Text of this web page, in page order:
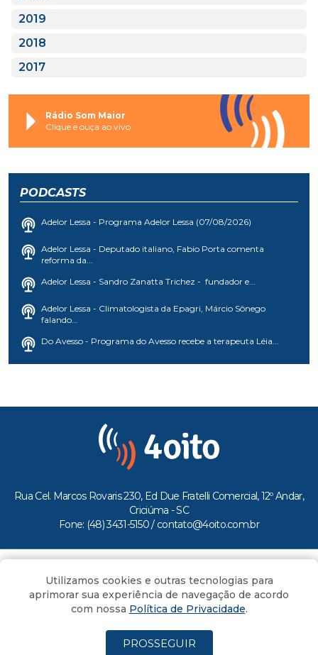
2019
2018
2017
Rádio Som Maior
Clique e ouça ao vivo
PODCASTS
Adelor Lessa - Programa Adelor Lessa (07/08/2026)
Adelor Lessa - Deputado italiano, Fabio Porta comenta
reforma da...
Adelor Lessa - Sandro Zanatta Trichez - fundador e...
Adelor Lessa - Climatologista da Epagri, Márcio Sônego
falando...
Do Avesso - Programa do Avesso recebe a terapeuta Léia...
Rua Cel. Marcos Rovaris 230, Ed Due Fratelli Comercial, 12º Andar,
Criciúma - SC
Fone: (48) 3431-5150 / contato@4oito.com.br
Todos os direitos reservados ao Portal 4oito
Utilizamos cookies e outras tecnologias para
aprimorar sua experiência de navegação de acordo
com nossa Política de Privacidade.
PROSSEGUIR